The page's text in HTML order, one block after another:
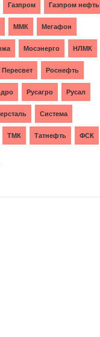
Газпром Газпром нефть
ММК Мегафон
Мосэнерго НЛМК
Пересвет Роснефть
Русагро Русал
Система
ТМК Татнефть ФСК